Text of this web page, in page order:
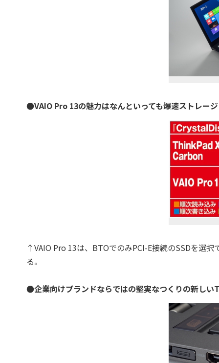
●VAIO Pro 13の魅力はなんといっても爆速ストレー
↑VAIO Pro 13は、BTOでのみPCI-E接続のSSDを選
る。
●企業向けブランドならではの堅実なつくりの新し